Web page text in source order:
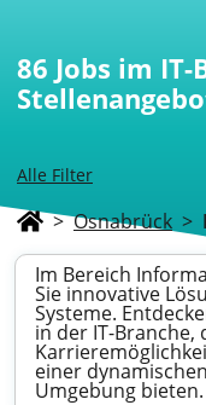
Alle Filter
86 Jobs im IT-
> Osnabrück >
Im Bereich
Sie innovative
Systeme.
in der IT-Branche,
einer
Umgebung bieten.